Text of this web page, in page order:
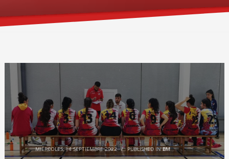
MIÉRCOLES, 14 SEPTIEMBRE 2022 / PUBLISHED INBM